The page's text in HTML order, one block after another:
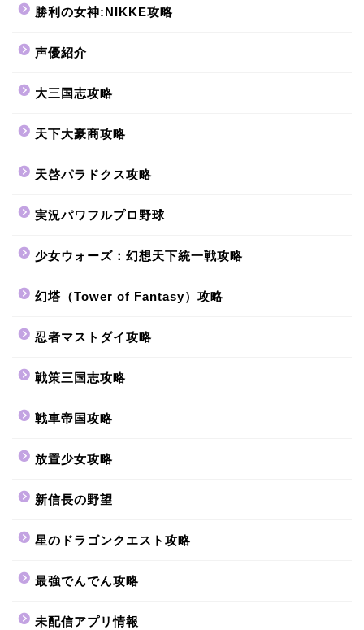
勝利の女神:NIKKE攻略
声優紹介
大三国志攻略
天下大豪商攻略
天啓パラドクス攻略
実況パワフルプロ野球
少女ウォーズ：幻想天下統一戦攻略
幻塔（Tower of Fantasy）攻略
忍者マストダイ攻略
戦策三国志攻略
戦車帝国攻略
放置少女攻略
新信長の野望
星のドラゴンクエスト攻略
最強でんでん攻略
未配信アプリ情報